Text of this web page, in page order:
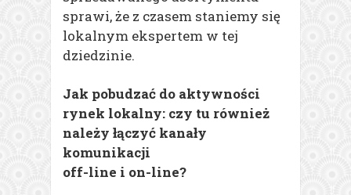
sprawi, że z czasem staniemy się
lokalnym ekspertem w tej
dziedzinie.
Jak pobudzać do aktywności
rynek lokalny: czy tu również
należy łączyć kanały
komunikacji
off-line i on-line?